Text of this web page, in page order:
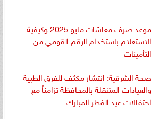
موعد صرف معاشات مايو 2025 وكيفية
الاستعلام باستخدام الرقم القومي من
التأمينات
صحة الشرقية: انتشار مكثف للفرق الطبية
والعيادات المتنقلة بالمحافظة تزامناً مع
احتفالات عيد الفطر المبارك